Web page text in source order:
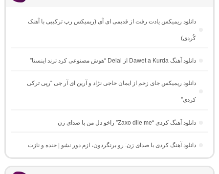
دانلود ریمیکس یادت رفت از قدیمی ای آی (ریمیکس رپ ترکیبی با آهنک
کُردی)
دانلود آهنگ Dawet a Kurda از Delal “هوش مصنوعی کرد ترند اینستا”
دانلود ریمیکس جای زخم از ایمان حاجی نژاد و آرین ای آر جی “رپی ترکی
کردی”
دانلود آهنگ کردی “Zaxo dile me” زاخو دل من با صدای زن
دانلود آهنگ کردی با صدای زن: رو برنگردون، ازم دور نشو | خنده و نازت